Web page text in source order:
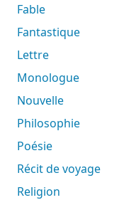
Fable
Fantastique
Lettre
Monologue
Nouvelle
Philosophie
Poésie
Récit de voyage
Religion